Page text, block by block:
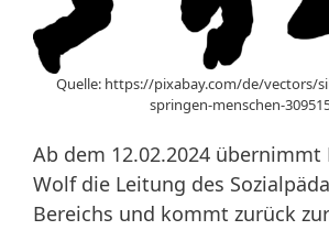
Quelle: https://pixabay.com/de/vectors/
springen-menschen-
Ab dem 12.02.2024 übernimmt
Wolf die Leitung des
Bereichs und kommt zurück